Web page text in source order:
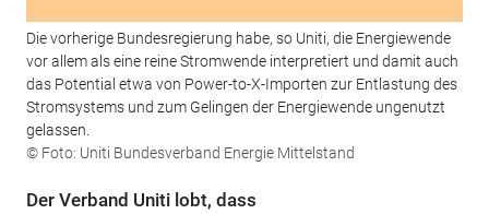
Die vorherige Bundesregierung habe, so Uniti, die Energiewende
vor allem als eine reine Stromwende interpretiert und damit auch
das Potential etwa von Power-to-X-Importen zur Entlastung des
Stromsystems und zum Gelingen der Energiewende ungenutzt
gelassen.
© Foto: Uniti Bundesverband Energie Mittelstand
Der Verband Uniti lobt, dass